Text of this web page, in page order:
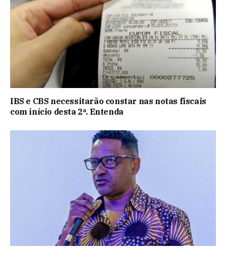
IBS e CBS necessitarão constar nas notas fiscais
com início desta 2ª. Entenda